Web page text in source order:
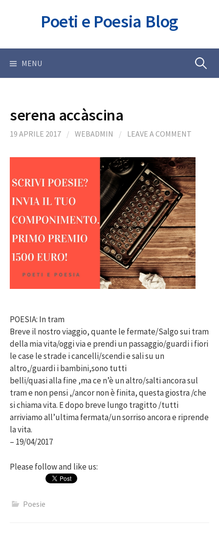
Poeti e Poesia Blog
MENU Ricerca
serena accàscina
19 APRILE 2017 / WEBADMIN / LEAVE A COMMENT
POESIA: In tram
Breve il nostro viaggio, quante le fermate/Salgo sui tram
della mia vita/oggi via e prendi un passaggio/guardi i fiori
le case le strade i cancelli/scendi e sali su un
altro,/guardi i bambini,sono tutti
belli/quasi alla fine ,ma ce n’è un altro/salti ancora sul
tram e non pensi ,/ancor non è finita, questa giostra /che
si chiama vita. E dopo breve lungo tragitto /tutti
arriviamo all’ultima fermata/un sorriso ancora e riprende
la vita.
– 19/04/2017
Please follow and like us:
Poesie